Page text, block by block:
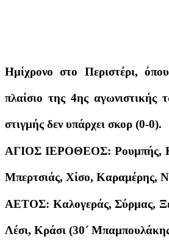
Ημίχρονο στο Περιστέρι,
πλαίσιο της 4ης
στιγμής δεν υπάρχει σκορ (0-0).
ΑΓΙΟΣ ΙΕΡΟΘΕΟΣ: Ρουμπής,
Μπερτσιάς, Χίσο, Καραμέρης,
ΑΕΤΟΣ: Καλογεράς, Σύρμας,
Λέσι, Κράσι (30΄